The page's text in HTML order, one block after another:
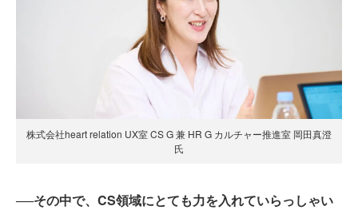
株式会社heart relation UX室 CS G 兼 HR G カルチャー推進室 岡田真澄
氏
──その中で、CS領域にとても力を入れていらっしゃい